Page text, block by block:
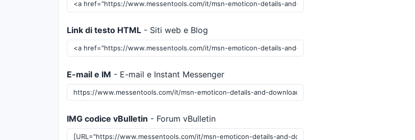
Link di testo HTML - Siti web e Blog
E-mail e IM - E-mail e Instant Messenger
IMG codice vBulletin - Forum vBulletin